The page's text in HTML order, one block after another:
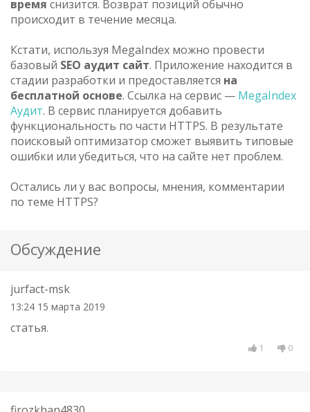
время снизится. Возврат позиций обычно
происходит в течение месяца.
Кстати, используя MegaIndex можно провести
базовый SEO аудит сайт. Приложение находится в
стадии разработки и предоставляется на
бесплатной основе. Ссылка на сервис — MegaIndex
Аудит. В сервис планируется добавить
функциональность по части HTTPS. В результате
поисковый оптимизатор сможет выявить типовые
ошибки или убедиться, что на сайте нет проблем.
Остались ли у вас вопросы, мнения, комментарии
по теме HTTPS?
Обсуждение
jurfact-msk
13:24 15 марта 2019
статья.
1 0